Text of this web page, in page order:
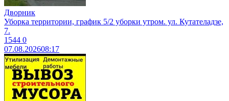
Дворник
Уборка территории, график 5/2 уборки утром. ул. Кутателадзе,
7.
1544 0
07.08.202608:17